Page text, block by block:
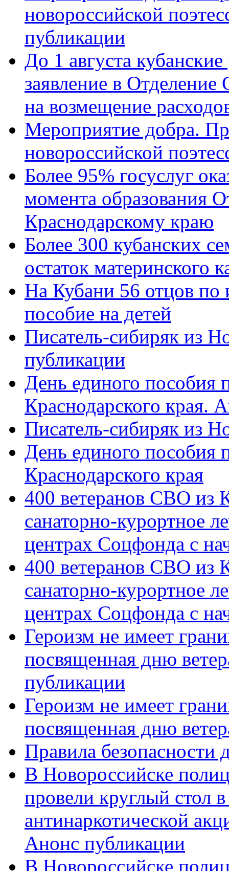
новороссийской
публикации
До 1 августа
заявление в
на возмещение
Мероприятие добра.
новороссийской
Более 95% госуслуг
момента образования
Краснодарскому краю
Более 300 кубанских
остаток материнского
На Кубани 56 отцов по
пособие на детей
Писатель-сибиряк из
публикации
День единого пособия
Краснодарского края.
Писатель-сибиряк из
День единого пособия
Краснодарского края
400 ветеранов СВО из
санаторно-курортное
центрах Соцфонда с
400 ветеранов СВО из
санаторно-курортное
центрах Соцфонда с
Героизм не имеет
посвященная дню
публикации
Героизм не имеет
посвященная дню
Правила безопасности
В Новороссийске
провели круглый стол
антинаркотической
Анонс публикации
В Новороссийске